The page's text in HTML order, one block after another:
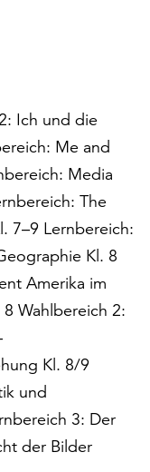
Ich und die
Me and
Media
The
7–9 Lernbereich:
Kl. 8
Amerika im
Wahlbereich 2:
Kl. 8/9
und
3: Der
der Bilder